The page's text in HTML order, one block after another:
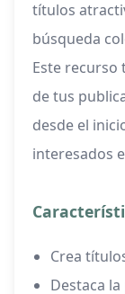
títulos
búsqueda
Este
de tus
desde el
interesados
Crea
Destaca